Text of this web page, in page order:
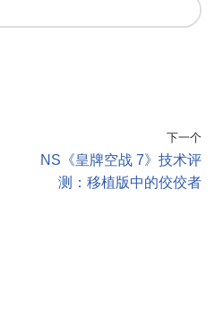
下一个
NS《皇牌空战 7》技术评
测：移植版中的佼佼者